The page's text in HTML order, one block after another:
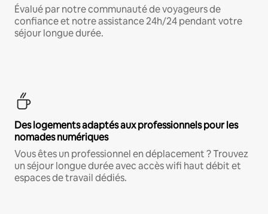
Évalué par notre communauté de voyageurs de
confiance et notre assistance 24h/24 pendant votre
séjour longue durée.
Des logements adaptés aux professionnels pour les
nomades numériques
Vous êtes un professionnel en déplacement ? Trouvez
un séjour longue durée avec accès wifi haut débit et
espaces de travail dédiés.